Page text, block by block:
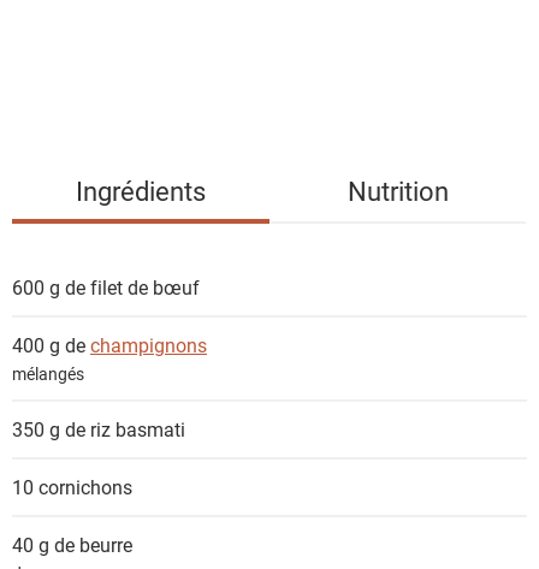
i
s
Ingrédients Nutrition
600 g defilet de bœuf
400 g dechampignons
mélangés
350 g de riz basmati
10 cornichons
40 g de beurre